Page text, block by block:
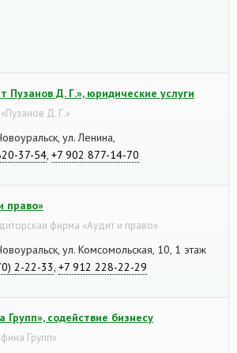
Пузанов Д. Г.», юридические услуги
Д. Г.»
ул. Ленина,
37-54 +7 902 877-14-70
право»
фирма «Аудит и право»
ул. Комсомольская, 10, 1 этаж
2-22-33 +7 912 228-22-29
Групп», содействие бизнесу
Групп»